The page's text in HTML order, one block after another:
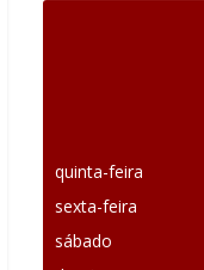
quinta-feira
sexta-feira
sábado